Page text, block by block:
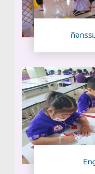
กิจกรร